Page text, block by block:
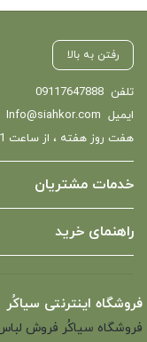
رفتن به بالا
تلفن 09117647888
ایمیل Info@siahkor.com
هفت روز هفته ، از ساعت 11 تا 22 پاسخگوی شما هستیم.
خدمات مشتریان
راهنمای خرید
فروشگاه اینترنتی سیاکُر